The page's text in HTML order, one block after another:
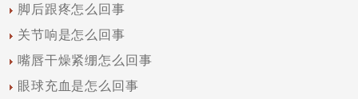
脚后跟疼怎么回事
关节响是怎么回事
嘴唇干燥紧绷怎么回事
眼球充血是怎么回事